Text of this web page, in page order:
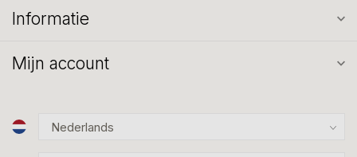
Informatie
Mijn account